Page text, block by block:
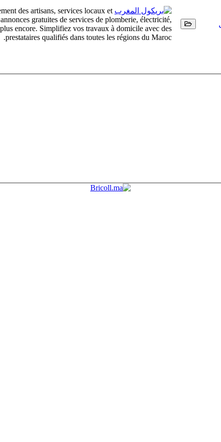
des artisans, services locaux et
gratuites de services de plomberie, électricité,
encore. Simplifiez vos travaux à domicile avec des
prestataires qualifiés dans toutes les régions du Maroc.